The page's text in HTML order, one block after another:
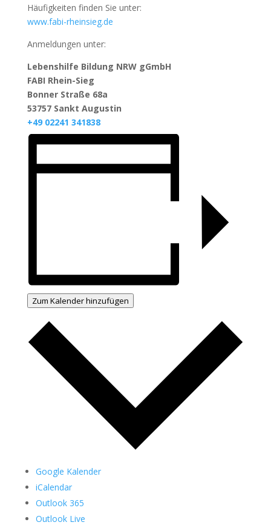
Häufigkeiten finden Sie unter:
www.fabi-rheinsieg.de
Anmeldungen unter:
Lebenshilfe Bildung NRW gGmbH
FABI Rhein-Sieg
Bonner Straße 68a
53757 Sankt Augustin
+49 02241 341838
Zum Kalender hinzufügen
Google Kalender
iCalendar
Outlook 365
Outlook Live